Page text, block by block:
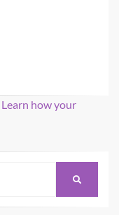
Learn how your